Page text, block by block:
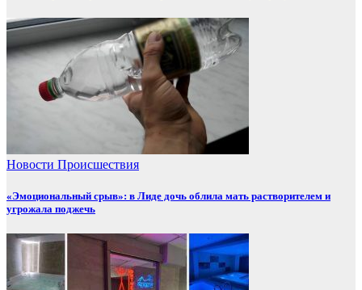
Новости Происшествия
«Эмоциональный срыв»: в Лиде дочь облила мать растворителем и
угрожала поджечь